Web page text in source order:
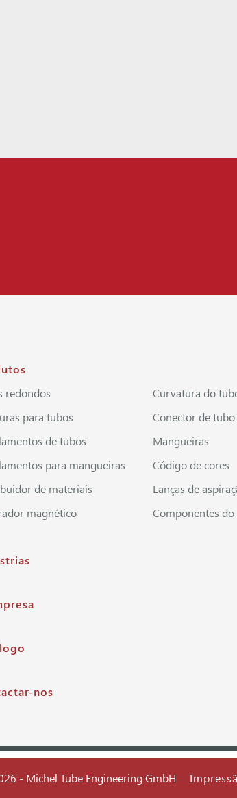
redondos
Curvatura do
para tubos
Conector de tubo
de tubos
Mangueiras
para mangueiras
Código de cores
de materiais
Lanças de
magnético
Componentes do
nos
- Michel Tube Engineering GmbH